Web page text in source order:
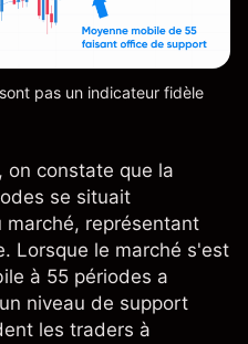
pas un indicateur fidèle
on constate que la
se situait
représentant
Lorsque le marché s'est
à 55 périodes a
niveau de support
les traders à